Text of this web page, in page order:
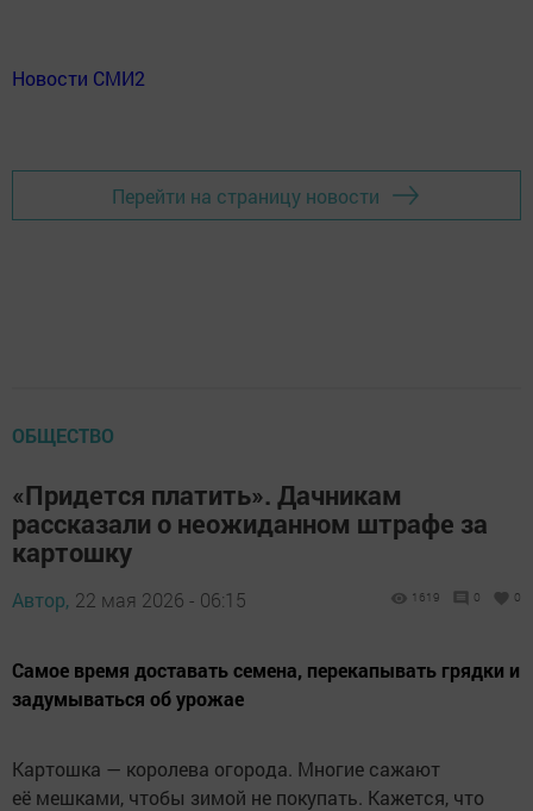
Новости СМИ2
Перейти на страницу новости
ОБЩЕСТВО
«Придется платить». Дачникам
рассказали о неожиданном штрафе за
картошку
Автор, 22 мая 2026 - 06:15 1619 0 0
Самое время доставать семена, перекапывать грядки и
задумываться об урожае
Картошка — королева огорода. Многие сажают
её мешками, чтобы зимой не покупать. Кажется, что